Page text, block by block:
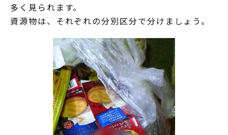
多く見られます。
資源物は、それぞれの分別区分で分けましょう。